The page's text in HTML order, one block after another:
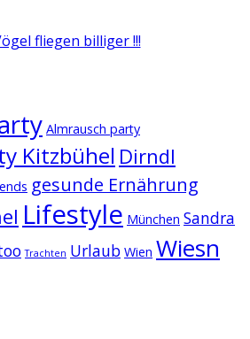
fliegen billiger !!!
Almrausch party
Kitzbühel Dirndl
gesunde Ernährung
Lifestyle München Sandra
Trachten Urlaub Wien Wiesn